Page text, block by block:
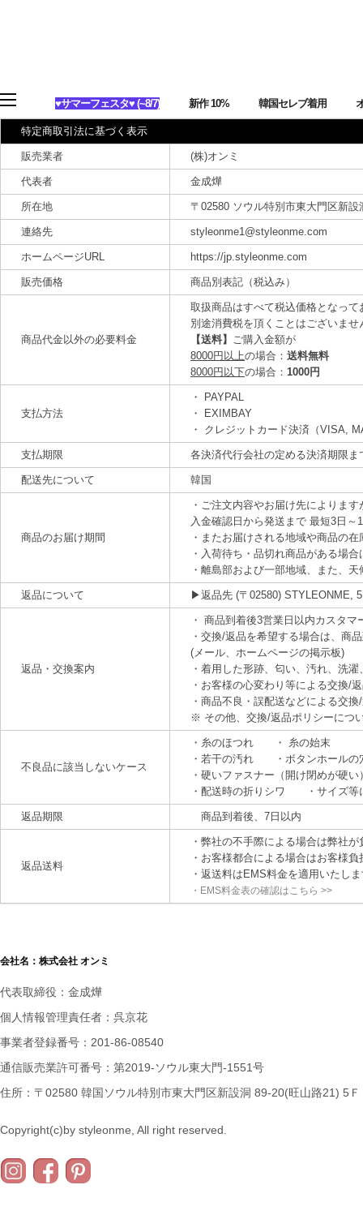
♥サマーフェスタ♥ (~8/7) 新作 10% 韓国セレブ着用
特定商取引法に基づく表示
販売業者 (株)オンミ
代表者 金成燁
所在地 〒02580 ソウル特別市東大門区新
連絡先 styleonme1@styleonme.com
ホームページURL https://jp.styleonme.com
販売価格 商品別表記（税込み）
商品代金以外の必要料金
取扱商品はすべて税込価格となって
別途消費税を頂くことはございませ
【送料】 ご購入金額が
8000円以上の場合： 送料無料
8000円以下の場合： 1000円
支払方法
・ PAYPAL
・ EXIMBAY
・ クレジットカード決済（VISA,
支払期限 各決済代行会社の定める決済期限ま
配送先について 韓国
商品のお届け期間
・ご注文内容やお届け先によります
入金確認日から発送まで 最短3日
・またお届けされる地域や商品の
・入荷待ち・品切れ商品がある場
・離島部および一部地域、また、
返品について ▶返品先 (〒02580) STYLEONME,
返品・交換案内
・ 商品到着後3営業日以内カスタ
・交換/返品を希望する場合は、商
(メール、ホームページの掲示板)
・着用した形跡、匂い、汚れ、洗
・お客様の心変わり等による交換/
・商品不良・誤配送などによる交
※ その他、交換/返品ポリシーにつ
不良品に該当しないケース
・糸のほつれ ・ 糸の始末
・若干の汚れ ・ボタンホールの
・硬いファスナー（開け閉めが硬い
・配送時の折りシワ ・サイズ等
返品期限 商品到着後、7日以内
返品送料
・弊社の不手際による場合は弊社
・お客様都合による場合はお客様
・返送料はEMS料金を適用いたし
・EMS料金表の確認はこちら >>
会社名：株式会社 オンミ
代表取締役：金成燁
個人情報管理責任者：呉京花
事業者登録番号：201-86-08540
通信販売業許可番号：第2019-ソウル東大門-1551号
住所：〒02580 韓国ソウル特別市東大門区新設洞 89-20(旺山路21) 5Ｆ
Copyright(c)by styleonme, All right reserved.